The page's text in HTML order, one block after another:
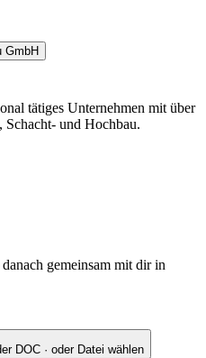
GmbH
tätiges Unternehmen mit über
Schacht- und Hochbau.
gemeinsam mit dir in
DOC · oder Datei wählen